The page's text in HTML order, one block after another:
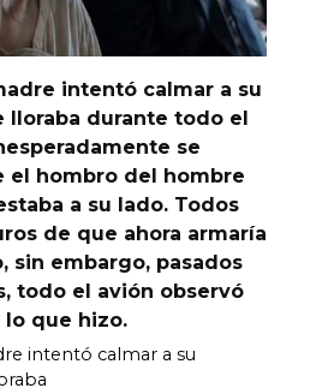
intentó calmar a su
lloraba durante todo el
se
el hombro del hombre
a su lado. Todos
de que ahora armaría
sin embargo, pasados
todo el avión observó
lo que hizo.
intentó calmar a su